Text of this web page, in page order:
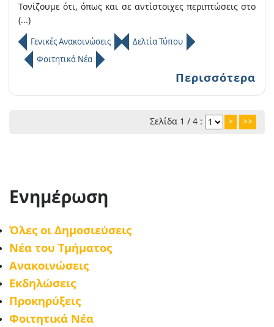
Τονίζουμε ότι, όπως και σε αντίστοιχες περιπτώσεις στο
(...)
Γενικές Ανακοινώσεις
Δελτία Τύπου
Φοιτητικά Νέα
Περισσότερα
Σελίδα 1 / 4 : > >>
Ενημέρωση
Όλες οι Δημοσιεύσεις
Νέα του Τμήματος
Ανακοινώσεις
Εκδηλώσεις
Προκηρύξεις
Φοιτητικά Νέα